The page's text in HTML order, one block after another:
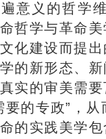
意义的哲学
哲学与革命
化建设而提
的新形态、
实的审美需
要的专政”，
的实践美学